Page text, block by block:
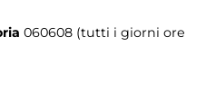
060608 (tutti i giorni ore